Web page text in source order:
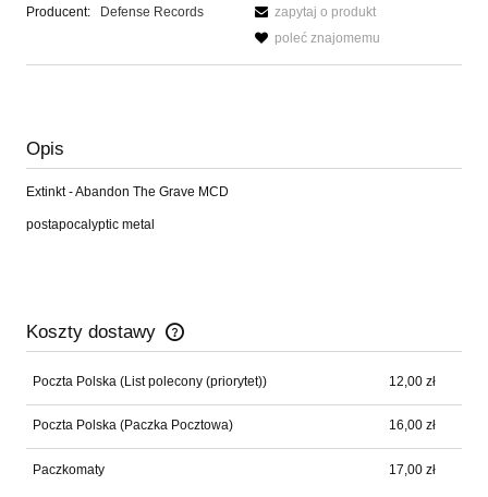
Producent: Defense Records
zapytaj o produkt
poleć znajomemu
Opis
Extinkt - Abandon The Grave MCD
postapocalyptic metal
Koszty dostawy
Cena nie zawiera ewentualnych kosztów płatności
Poczta Polska (List polecony (priorytet)) 12,00 zł
Poczta Polska (Paczka Pocztowa) 16,00 zł
Paczkomaty 17,00 zł